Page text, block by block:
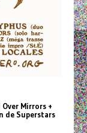
Mirrors +
de Superstars